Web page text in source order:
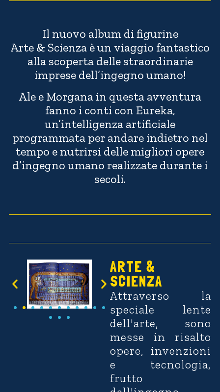
Il nuovo album di figurine
Arte & Scienza è un viaggio fantastico
alla scoperta delle straordinarie
imprese dell’ingegno umano!
Ale e Morgana in questa avventura
fanno i conti con Eureka,
un’intelligenza artificiale
programmata per andare indietro nel
tempo e nutrirsi delle migliori opere
d’ingegno umano realizzate durante i
secoli.
Player
tasti
il
ARTE &
SCIENZA
Attraverso la
speciale lente
dell'arte, sono
messe in risalto
opere, invenzioni
e tecnologia,
frutto